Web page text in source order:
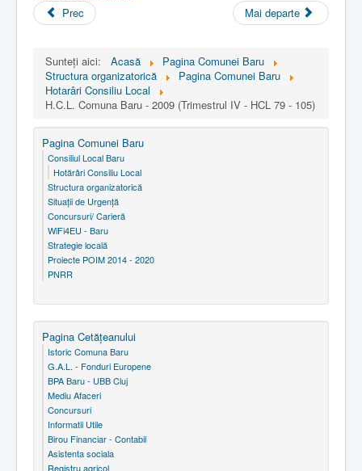
Prec Mai departe
Sunteți aici: Acasă
Pagina Comunei Baru
Structura organizatorică
Pagina Comunei Baru
Hotarâri Consiliu Local
H.C.L. Comuna Baru - 2009 (Trimestrul IV - HCL 79 - 105)
Pagina Comunei Baru
Consiliul Local Baru
Hotărâri Consiliu Local
Structura organizatorică
Situaţii de Urgenţă
Concursuri/ Carieră
WiFi4EU - Baru
Strategie locală
Proiecte POIM 2014 - 2020
PNRR
Pagina Cetăţeanului
Istoric Comuna Baru
G.A.L. - Fonduri Europene
BPA Baru - UBB Cluj
Mediu Afaceri
Concursuri
Informatii Utile
Birou Financiar - Contabil
Asistenta sociala
Registru agricol